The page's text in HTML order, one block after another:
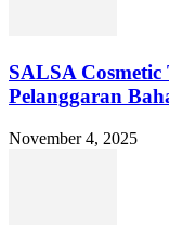
SALSA
Pelanggaran
November 4, 2025